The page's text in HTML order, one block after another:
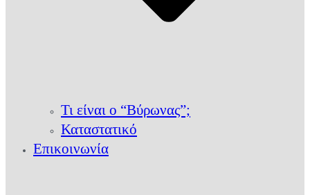
Τι είναι ο “Βύρωνας”;
Καταστατικό
Επικοινωνία